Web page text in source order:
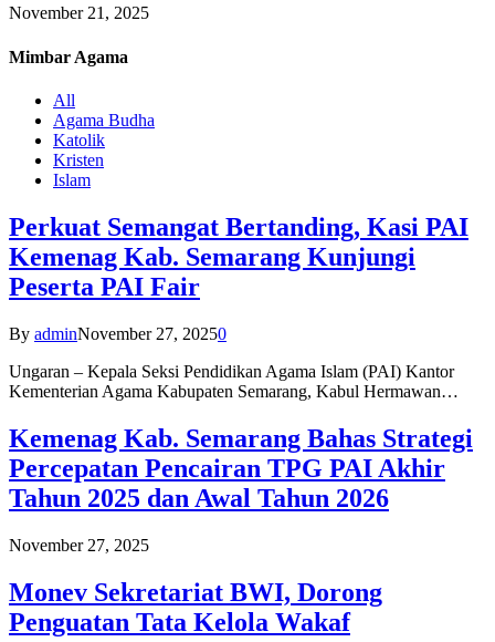
November 21, 2025
Mimbar Agama
All
Agama Budha
Katolik
Kristen
Islam
Perkuat Semangat Bertanding, Kasi PAI
Kemenag Kab. Semarang Kunjungi
Peserta PAI Fair
By adminNovember 27, 20250
Ungaran – Kepala Seksi Pendidikan Agama Islam (PAI) Kantor
Kementerian Agama Kabupaten Semarang, Kabul Hermawan…
Kemenag Kab. Semarang Bahas Strategi
Percepatan Pencairan TPG PAI Akhir
Tahun 2025 dan Awal Tahun 2026
November 27, 2025
Monev Sekretariat BWI, Dorong
Penguatan Tata Kelola Wakaf